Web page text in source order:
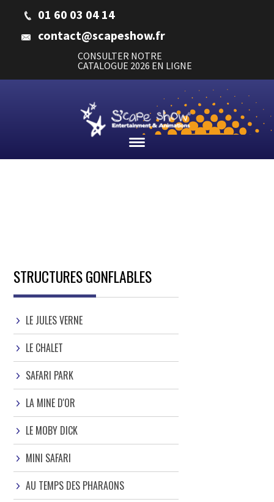
01 60 03 04 14
contact@scapeshow.fr
CONSULTER NOTRE
CATALOGUE 2026 EN LIGNE
STRUCTURES GONFLABLES
LE JULES VERNE
LE CHALET
SAFARI PARK
LA MINE D'OR
LE MOBY DICK
MINI SAFARI
AU TEMPS DES PHARAONS